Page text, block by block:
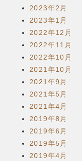
2023年2月
2023年1月
2022年12月
2022年11月
2022年10月
2021年10月
2021年9月
2021年5月
2021年4月
2019年8月
2019年6月
2019年5月
2019年4月